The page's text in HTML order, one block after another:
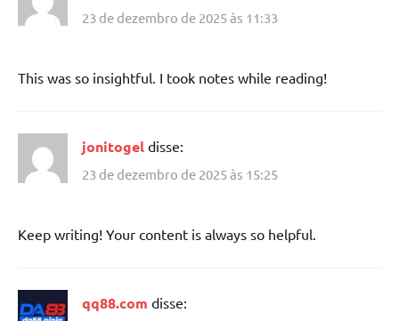
23 de dezembro de 2025 às 11:33
This was so insightful. I took notes while reading!
jonitogel disse:
23 de dezembro de 2025 às 15:25
Keep writing! Your content is always so helpful.
qq88.com disse: